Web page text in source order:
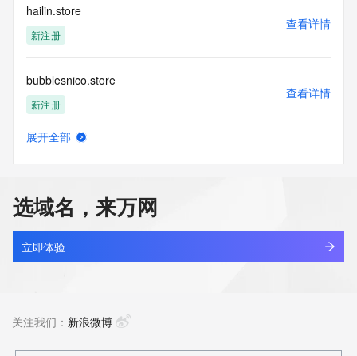
hailin.store
新注册
查看详情
bubblesnico.store
新注册
查看详情
euflashsalef.store
新注册
查看详情
展开全部
选域名，来万网
立即体验
关注我们： 新浪微博